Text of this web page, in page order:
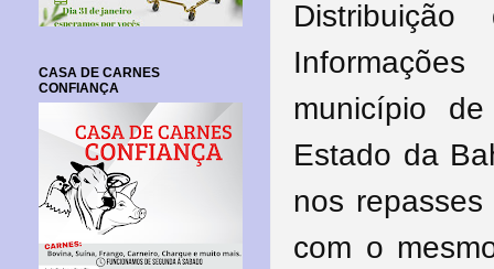
município
Estado da
nos
com o
CASA DE CARNES
CONFIANÇA